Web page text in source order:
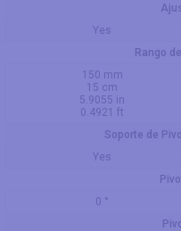
Yes
Rango
150 mm
15 cm
5.9055 in
0.4921 ft
Soporte de
Yes
0 °